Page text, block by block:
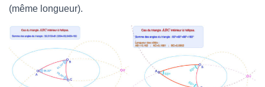
(même longueur).